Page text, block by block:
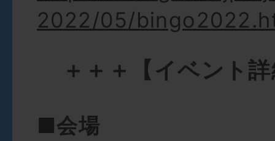
2022/05/
＋＋＋【イベント
■会場